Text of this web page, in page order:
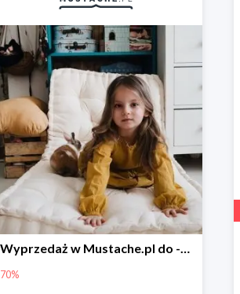
Wyprzedaż w Mustache.pl do -70%
70%